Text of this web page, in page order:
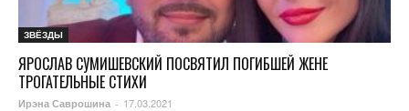
ЗВЁЗДЫ
ЯРОСЛАВ СУМИШЕВСКИЙ ПОСВЯТИЛ ПОГИБШЕЙ ЖЕНЕ
ТРОГАТЕЛЬНЫЕ СТИХИ
Ирэна Саврошина - 17.03.2021